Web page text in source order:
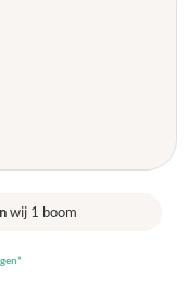
wij 1 boom
*